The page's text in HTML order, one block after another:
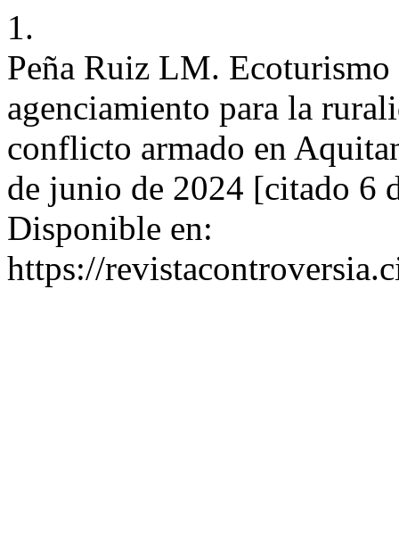
1.
Peña Ruiz LM.
agenciamiento para la
conflicto armado en
de junio de 2024 [citado 6
Disponible en:
https://